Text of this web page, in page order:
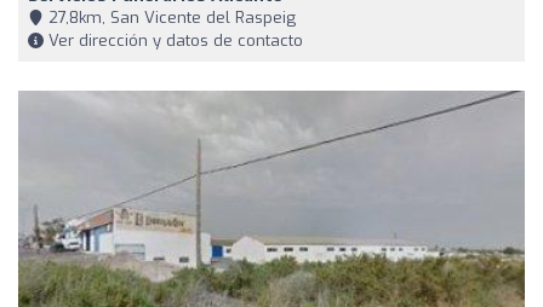
27,8km, San Vicente del Raspeig
Ver dirección y datos de contacto